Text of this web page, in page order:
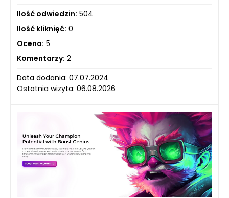
Ilość odwiedzin: 504
Ilość kliknięć: 0
Ocena: 5
Komentarzy: 2
Data dodania: 07.07.2024
Ostatnia wizyta: 06.08.2026